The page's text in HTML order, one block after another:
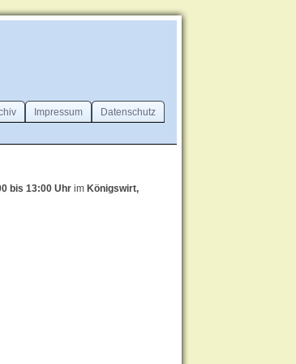
Impressum Datenschutz
bis 13:00 Uhr imKönigswirt,